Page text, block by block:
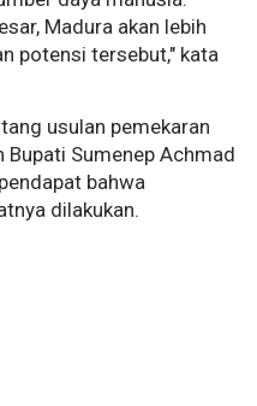
Madura akan lebih
potensi tersebut," kata
usulan pemekaran
Bupati Sumenep Achmad
bahwa
dilakukan.